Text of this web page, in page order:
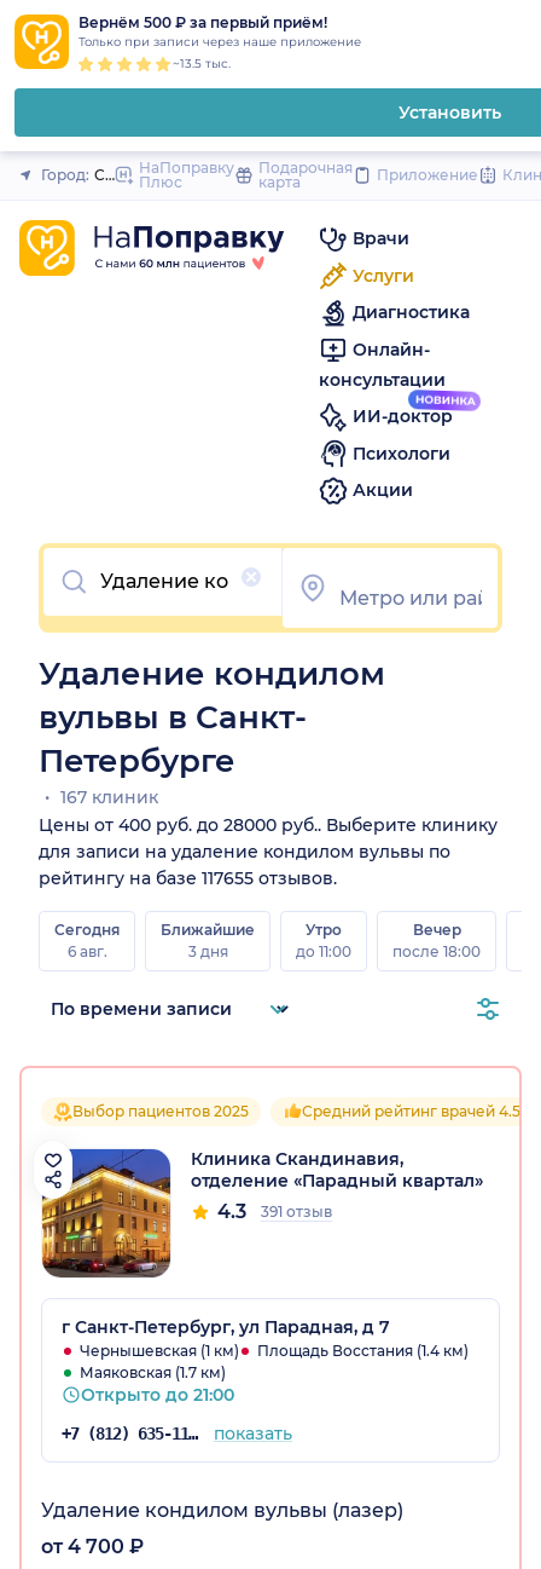
Вернём 500 ₽ за первый приём!
Только при записи через наше приложение
~13.5 тыс.
Установить
Закрыть
Город: Санкт-Петербург
НаПоправку
Плюс
Подарочная
карта
Приложение
Врачи
Услуги
Диагностика
Онлайн-
консультации
ИИ-доктор
Психологи
Акции
Очистить
Удаление кондилом
вульвы в Санкт-
Петербурге
167 клиник
Цены от 400 руб. до 28000 руб.. Выберите клинику
для записи на удаление кондилом вульвы по
рейтингу на базе 117655 отзывов.
Сегодня
6 авг.
Ближайшие
3 дня
Утро
до 11:00
Вечер
после 18:00
Выбор пациентов 2025 Средний рейтинг врачей 4.5
Клиника Скандинавия,
отделение «Парадный квартал»
4.3 391 отзыв
г Санкт-Петербург, ул Парадная, д 7
Чернышевская (1 км)
Площадь Восстания (1.4 км)
Маяковская (1.7 км)
Открыто до 21:00
+7 (812) 635-11-79 показать
Удаление кондилом вульвы (лазер)
от 4 700 ₽